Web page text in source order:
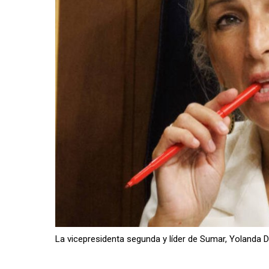
La vicepresidenta segunda y líder de Sumar, Yolanda